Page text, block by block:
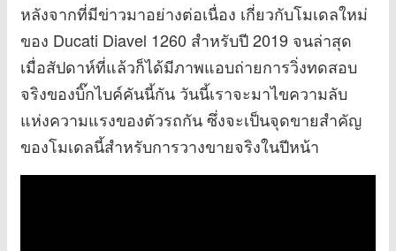
หลังจากที่มีข่าวมาอย่างต่อเนื่อง เกี่ยวกับโมเดลใหม่
ของ Ducati Diavel 1260 สำหรับปี 2019 จนล่าสุด
เมื่อสัปดาห์ที่แล้วก็ได้มีภาพแอบถ่ายการวิ่งทดสอบ
จริงของบิ๊กไบค์คันนี้กัน วันนี้เราจะมาไขความลับ
แห่งความแรงของตัวรถกัน ซึ่งจะเป็นจุดขายสำคัญ
ของโมเดลนี้สำหรับการวางขายจริงในปีหน้า